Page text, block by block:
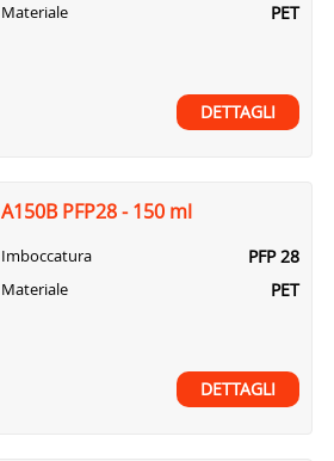
Materiale PET
DETTAGLI
A150B PFP28 - 150 ml
Imboccatura PFP 28
Materiale PET
DETTAGLI